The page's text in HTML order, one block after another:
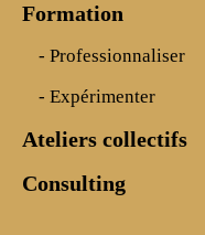
Formation
- Professionnaliser
- Expérimenter
Ateliers collectifs
Consulting